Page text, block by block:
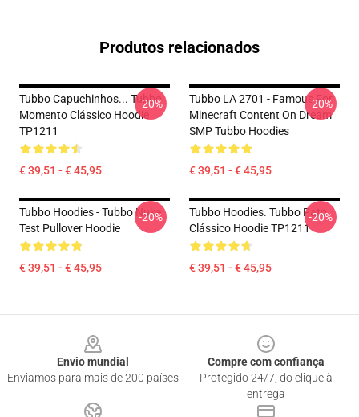
Produtos relacionados
Tubbo Capuchinhos... Tubbo
Momento Clássico Hoodie
TP1211
€ 39,51 - € 45,95
-20%
Tubbo LA 2701 - Famous For
Minecraft Content On Dream
SMP Tubbo Hoodies
€ 39,51 - € 45,95
-20%
Tubbo Hoodies - Tubbo Nuke
Test Pullover Hoodie
€ 39,51 - € 45,95
-20%
Tubbo Hoodies. Tubbo Pato
Clássico Hoodie TP1211
€ 39,51 - € 45,95
-20%
Envio mundial
Enviamos para mais de 200 países
Compre com confiança
Protegido 24/7, do clique à
entrega